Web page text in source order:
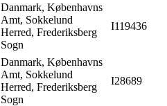
Danmark, Københavns
Amt, Sokkelund
Herred, Frederiksberg
Sogn
I119436
Danmark, Københavns
Amt, Sokkelund
Herred, Frederiksberg
Sogn
I28689